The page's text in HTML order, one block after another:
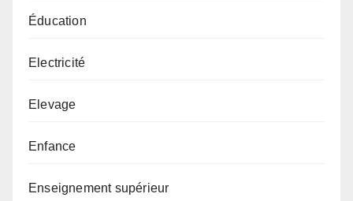
Éducation
Electricité
Elevage
Enfance
Enseignement supérieur